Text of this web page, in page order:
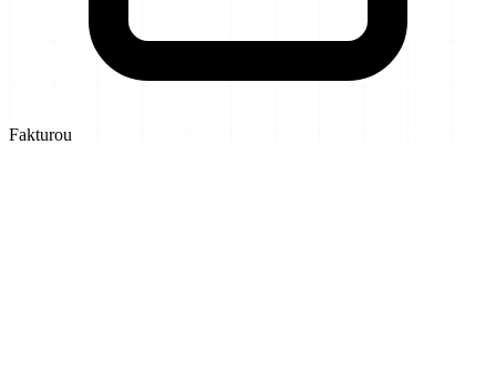
Fakturou